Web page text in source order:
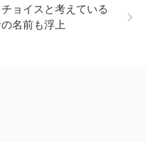
ョイスと考えている
名前も浮上